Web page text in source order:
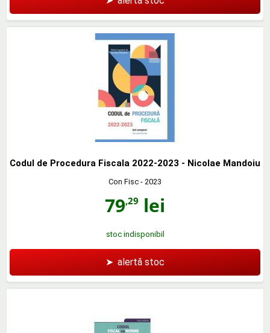
Codul de Procedura Fiscala 2022-2023 - Nicolae Mandoiu
Con Fisc - 2023
79,29 lei
stoc indisponibil
➤ alertă stoc